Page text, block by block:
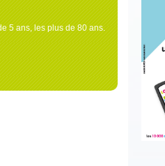
5 ans, les plus de 80 ans.